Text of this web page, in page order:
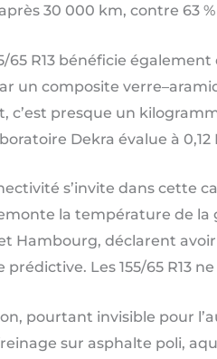
30 000 km, contre 63
65 R13 bénéficie
un composite
c’est presque un
Dekra évalue à
s’invite dans cette
la température de la
Hambourg, déclarent
Les 155/65 R13
pourtant invisible pour
sur asphalte poli,